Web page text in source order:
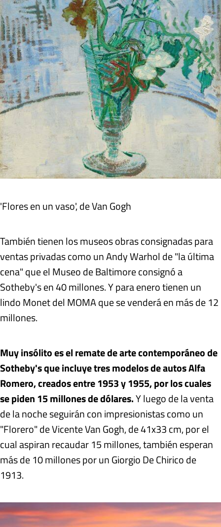
'Flores en un vaso', de Van Gogh
También tienen los museos obras consignadas para
ventas privadas como un Andy Warhol de "la última
cena" que el Museo de Baltimore consignó a
Sotheby's en 40 millones. Y para enero tienen un
lindo Monet del MOMA que se venderá en más de 12
millones.
Muy insólito es el remate de arte contemporáneo de
Sotheby's que incluye tres modelos de autos Alfa
Romero, creados entre 1953 y 1955, por los cuales
se piden 15 millones de dólares.Y luego de la venta
de la noche seguirán con impresionistas como un
"Florero" de Vicente Van Gogh, de 41x33 cm, por el
cual aspiran recaudar 15 millones, también esperan
más de 10 millones por un Giorgio De Chirico de
1913.